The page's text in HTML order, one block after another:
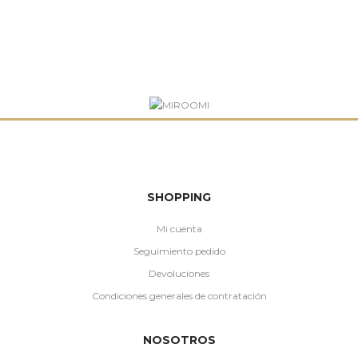
SHOPPING
Mi cuenta
Seguimiento pedido
Devoluciones
Condiciones generales de contratación
NOSOTROS